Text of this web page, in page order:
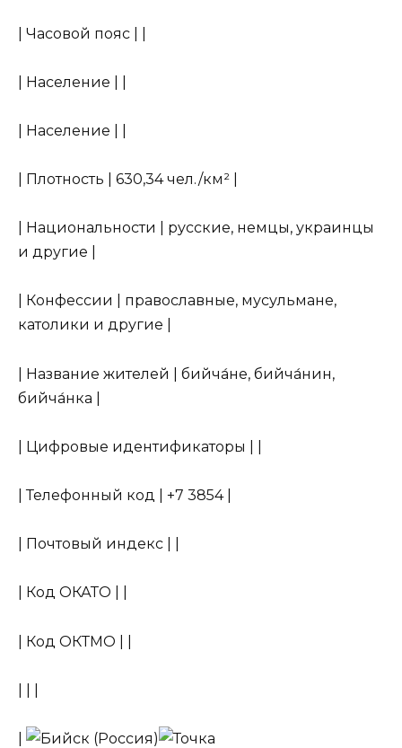
| Часовой пояс | |
| Население | |
| Население | |
| Плотность | 630,34 чел./км² |
| Национальности | русские, немцы, украинцы
и другие |
| Конфессии | православные, мусульмане,
католики и другие |
| Название жителей | бийча́не, бийча́нин,
бийча́нка |
| Цифровые идентификаторы | |
| Телефонный код | +7 3854 |
| Почтовый индекс | |
| Код ОКАТО | |
| Код ОКТМО | |